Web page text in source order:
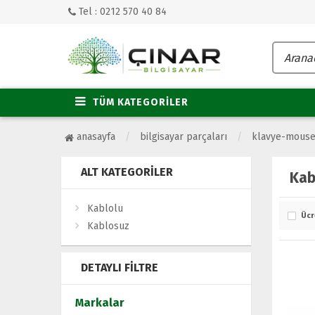
Tel : 0212 570 40 84
TÜM KATEGORİLER
anasayfa bilgisayar parçaları klavye-mouse
ALT KATEGORILER
Kablolu
Kablosuz
DETAYLI FILTRE
Markalar